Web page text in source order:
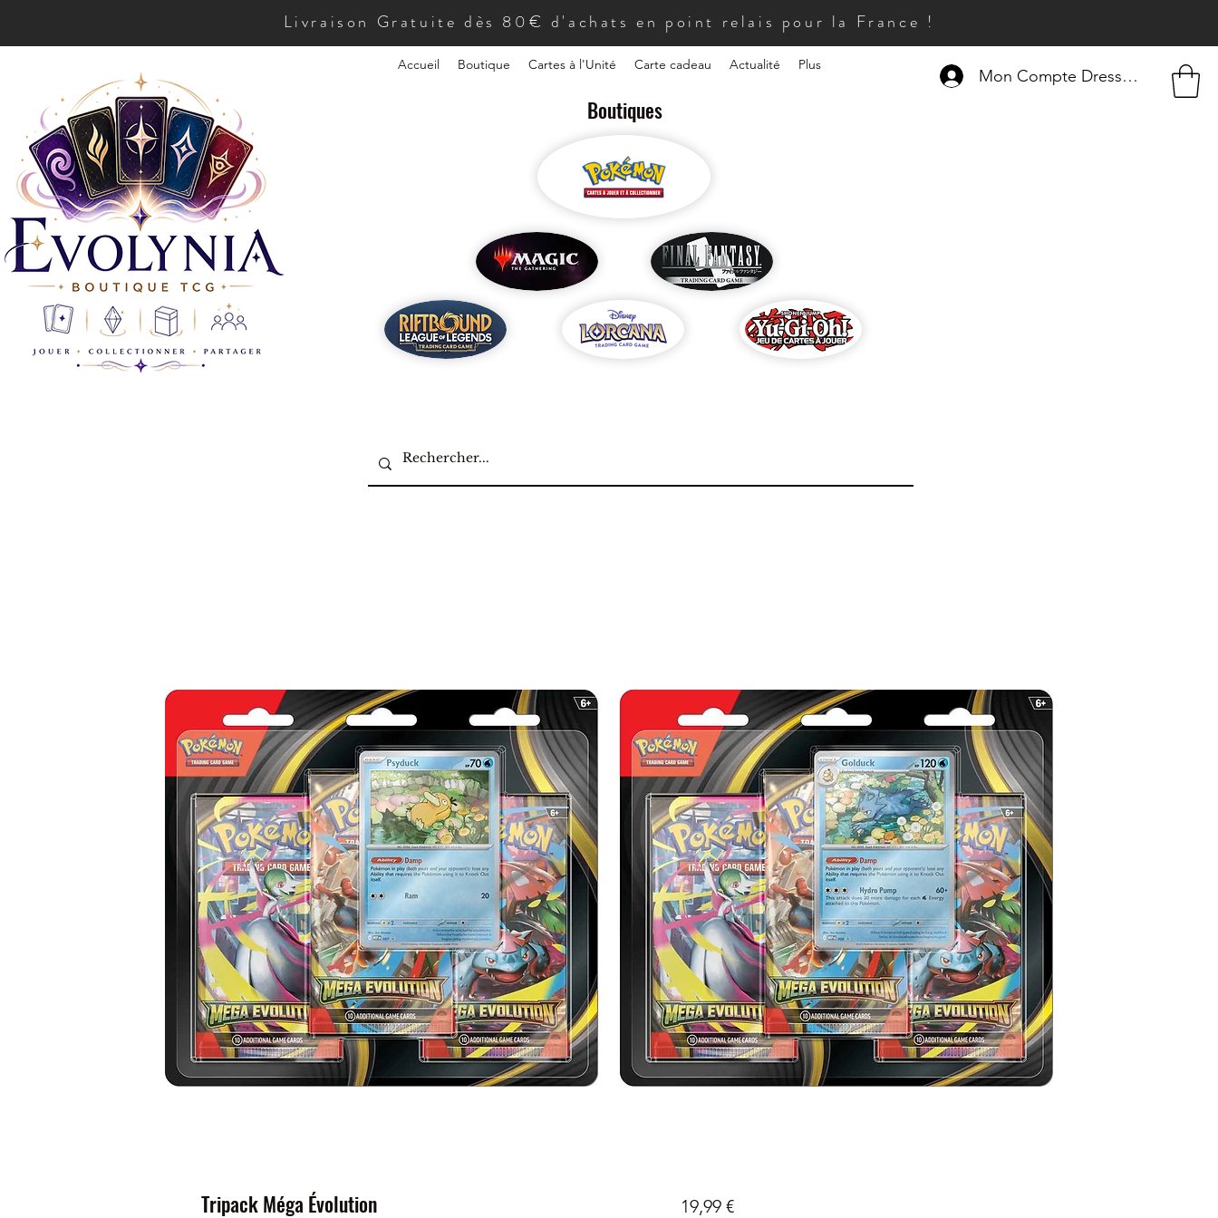
Livraison Gratuite dès 80€ d'achats en point relais pour la France !
Accueil Boutique Cartes à l'Unité Carte cadeau Actualité Plus
Boutiques
Mon Compte Dresseur
Tripack Méga Évolution 19,99 €Prix